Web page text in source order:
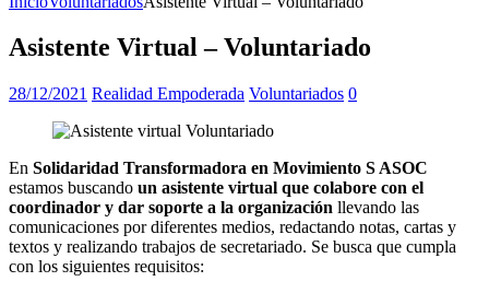
Asistente Virtual – Voluntariado
28/12/2021 Realidad Empoderada Voluntariados 0
En Solidaridad Transformadora en Movimiento S ASOC
estamos buscando un asistente virtual que colabore con el
coordinador y dar soporte a la organización llevando las
comunicaciones por diferentes medios, redactando notas, cartas y
textos y realizando trabajos de secretariado. Se busca que cumpla
con los siguientes requisitos: